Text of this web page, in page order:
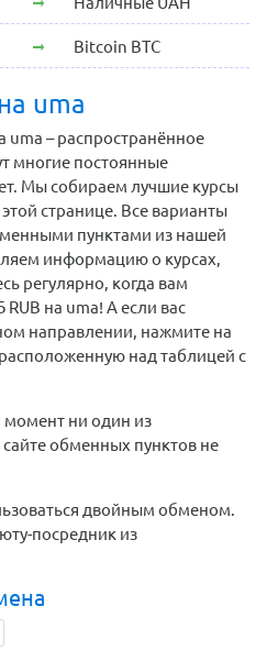
Bitcoin BTC
uma
uma – распространённое
многие постоянные
Мы собираем лучшие курсы
странице. Все варианты
пунктами из нашей
информацию о курсах,
регулярно, когда вам
на uma! А если вас
направлении, нажмите на
над таблицей с
ни один из
обменных пунктов не
двойным обменом.
посредник из